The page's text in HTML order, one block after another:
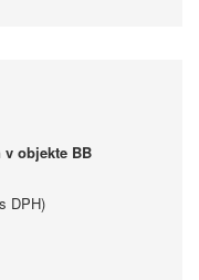
v objekte BB
DPH)